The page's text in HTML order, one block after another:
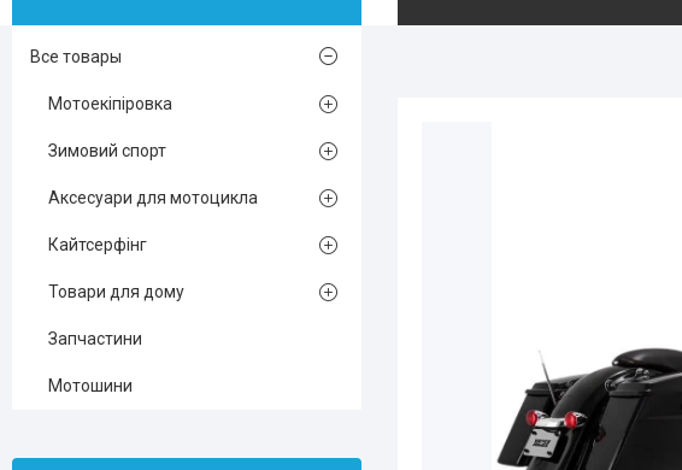
Все товары
Мотоекіпіровка
Зимовий спорт
Аксесуари для мотоцикла
Кайтсерфінг
Товари для дому
Запчастини
Мотошини